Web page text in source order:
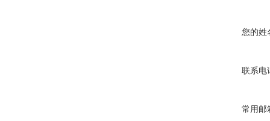
您的姓
联系电
常用邮